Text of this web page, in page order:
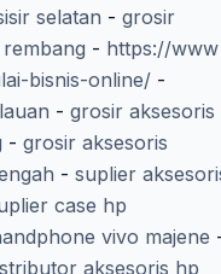
selatan - grosir
- https://www
bisnis-online/-
- grosir aksesoris
- grosir aksesoris
- suplier
case hp
vivo majene
aksesoris hp